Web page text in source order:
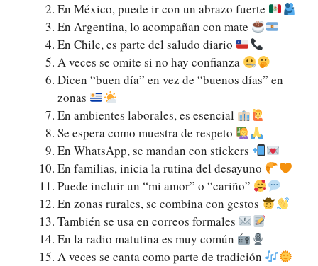
En México, puede ir con un abrazo fuerte
En Argentina, lo acompañan con mate
En Chile, es parte del saludo diario
A veces se omite si no hay confianza
Dicen “buen día” en vez de “buenos días” en
zonas
En ambientes laborales, es esencial
Se espera como muestra de respeto
En WhatsApp, se mandan con stickers
En familias, inicia la rutina del desayuno
Puede incluir un “mi amor” o “cariño”
En zonas rurales, se combina con gestos
También se usa en correos formales
En la radio matutina es muy común
A veces se canta como parte de tradición